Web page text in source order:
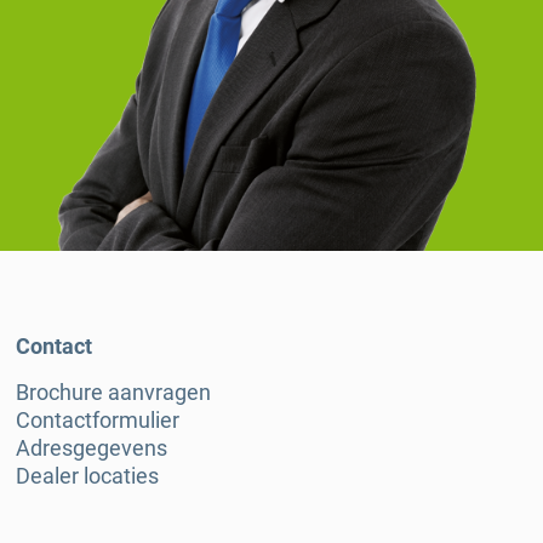
Contact
Brochure aanvragen
Contactformulier
Adresgegevens
Dealer locaties